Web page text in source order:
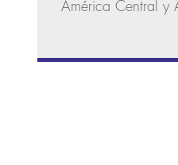
América Central y